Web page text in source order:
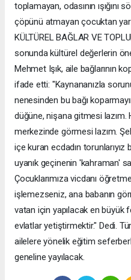
toplamayan, odasının
çöpünü atmayan çocuktan
KÜLTÜREL BAĞLAR VE
sonunda kültürel değerlerin
Mehmet Işık, aile bağlarının
ifade etti: "Kaynananızla
nenesinden bu bağı
düğüne, nişana gitmesi lazım.
merkezinde görmesi lazım.
içe kuran ecdadın
uyanık geçinenin 'kahraman'
Çocuklarımıza vicdanı
işlemezseniz, ana babanın
vatan için yapılacak en büyük
evlatlar yetiştirmektir." Dedi.
ailelere yönelik eğitim
geneline yayılacak.